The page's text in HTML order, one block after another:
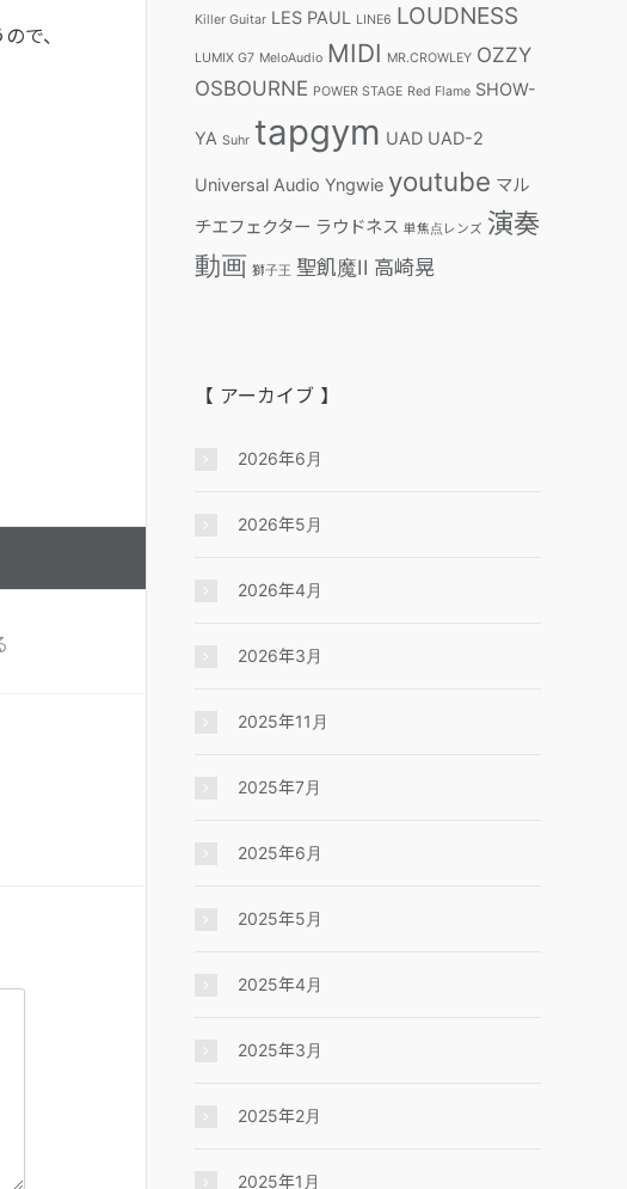
で、
Killer Guitar LES PAUL LINE6 LOUDNESS
LUMIX G7 MeloAudio MIDI MR.CROWLEY OZZY
OSBOURNE POWER STAGE Red Flame SHOW-
YA Suhr tapgym UAD UAD-2
Universal Audio Yngwie youtube マル
チエフェクター ラウドネス 単焦点レンズ 演奏
動画 獅子王 聖飢魔II 高崎晃
【 アーカイブ 】
2026年6月
2026年5月
2026年4月
2026年3月
2025年11月
2025年7月
2025年6月
2025年5月
2025年4月
2025年3月
2025年2月
2025年1月